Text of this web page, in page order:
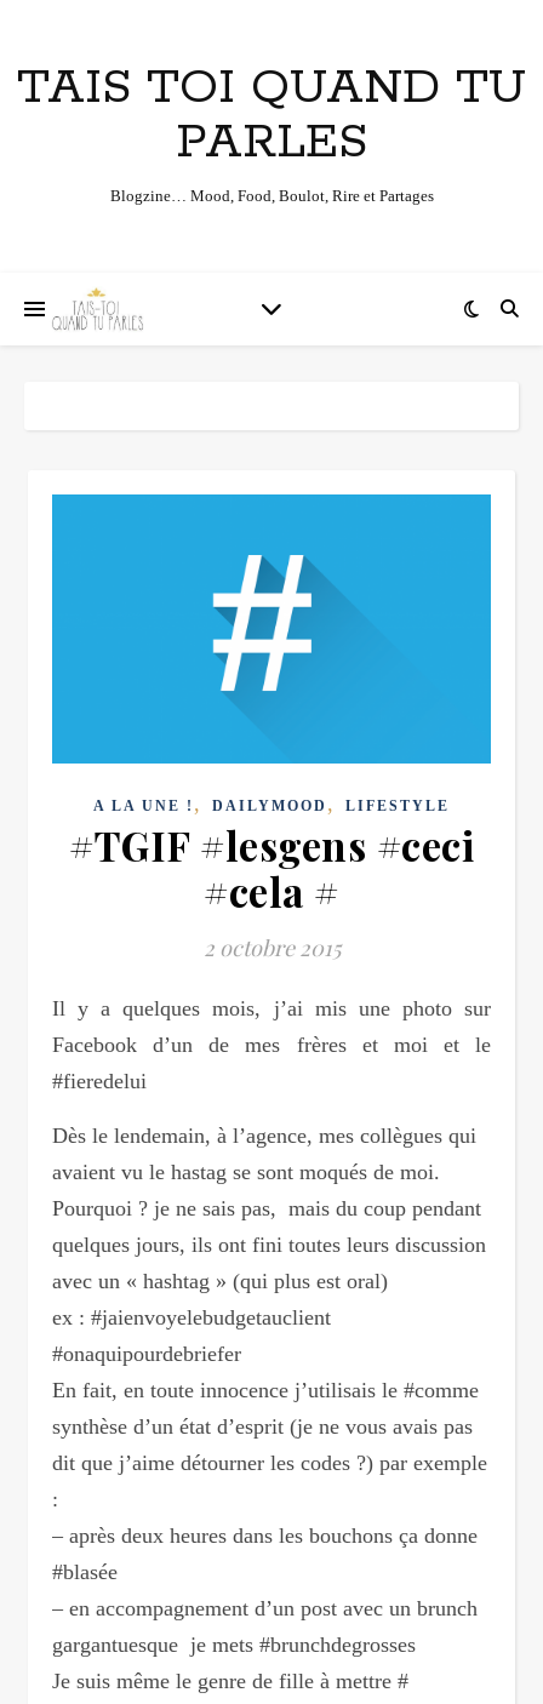
TAIS TOI QUAND TU
PARLES
Blogzine… Mood, Food, Boulot, Rire et Partages
A LA UNE ! , DAILYMOOD , LIFESTYLE
#TGIF #lesgens #ceci
#cela #
2 octobre 2015
Il y a quelques mois, j’ai mis une photo sur
Facebook d’un de mes frères et moi et le
#fieredelui
Dès le lendemain, à l’agence, mes collègues qui
avaient vu le hastag se sont moqués de moi.
Pourquoi ? je ne sais pas, mais du coup pendant
quelques jours, ils ont fini toutes leurs discussion
avec un « hashtag » (qui plus est oral)
ex : #jaienvoyelebudgetauclient
#onaquipourdebriefer
En fait, en toute innocence j’utilisais le #comme
synthèse d’un état d’esprit (je ne vous avais pas
dit que j’aime détourner les codes ?) par exemple
:
– après deux heures dans les bouchons ça donne
#blasée
– en accompagnement d’un post avec un brunch
gargantuesque je mets #brunchdegrosses
Je suis même le genre de fille à mettre #